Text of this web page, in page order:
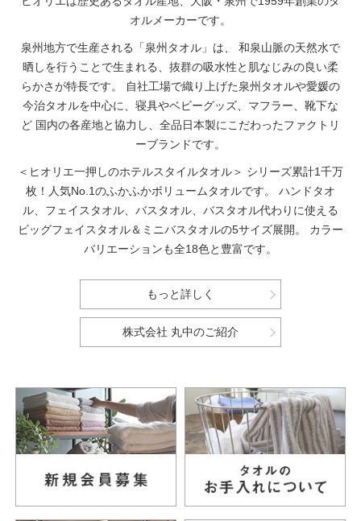
オルメーカーです。
泉州地方で生産される「泉州タオル」は、
和泉山脈の天然水で
晒しを行うことで生まれる、抜群の吸水性と肌なじみの良い柔
らかさが特長です。
自社工場で織り上げた泉州タオルや愛媛の
今治タオルを中心に、寝具やベビーグッズ、マフラー、靴下な
ど 国内の各産地と協力し、全品日本製にこだわったファクトリ
ーブランドです。
＜ヒオリエ一押しのホテルスタイルタオル＞ シリーズ累計1千万
枚！人気No.1のふかふかボリュームタオルです。
ハンドタオ
ル、フェイスタオル、バスタオル、バスタオル代わりに使える
ビッグフェイスタオル＆ミニバスタオルの5サイズ展開。
カラー
バリエーションも全18色と豊富です。
もっと詳しく
株式会社 丸中のご紹介